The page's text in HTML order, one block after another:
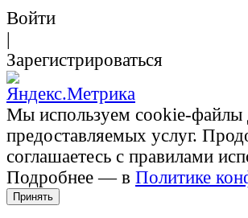
Войти
|
Зарегистрироваться
Мы используем cookie-файлы
предоставляемых услуг.
соглашаетесь с правилами
Подробнее — в Политике
Принять